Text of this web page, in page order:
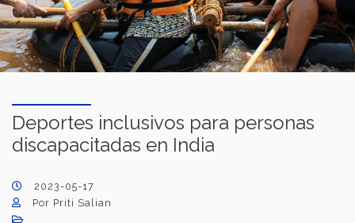
Deportes inclusivos para personas
discapacitadas en India
2023-05-17
Por Priti Salian